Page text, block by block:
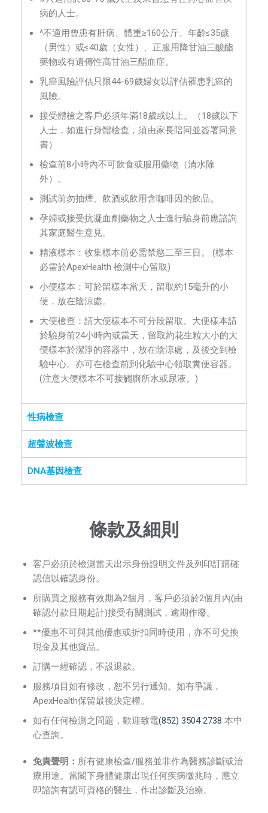
病的人士。
^不適用曾患有肝病、體重≥160公斤、年齡≤35歲
（男性）或≤40歲（女性）、正服用降甘油三酸酯
藥物或有遺傳性高甘油三酯血症。
乳癌風險評估只限44-69歲婦女以評估罹患乳癌的
風險。
接受體檢之客戶必須年滿18歲或以上。（18歲以下
人士，如進行身體檢查，須由家長陪同並簽署同意
書）
檢查前8小時內不可飲食或服用藥物（清水除
外）。
測試前勿抽煙、飲酒或飲用含咖啡因的飲品。
孕婦或接受抗凝血劑藥物之人士進行驗身前應諮詢
其家庭醫生意見。
精液樣本：收集樣本前必需禁慾二至三日。 (樣本
必需於ApexHealth 檢測中心留取)
小便樣本：可於留樣本當天，留取約15毫升的小
便，放在陰涼處。
大便檢查：請大便樣本不可分段留取。大便樣本請
於驗身前24小時內或當天，留取約花生粒大小的大
便樣本於潔淨的容器中，放在陰涼處，及後交到檢
驗中心。亦可在檢查前到化驗中心領取糞便容器。
(注意大便樣本不可接觸廁所水或尿液。)
性病檢查
超聲波檢查
DNA基因檢查
條款及細則
客戶必須於檢測當天出示身份證明文件及列印訂購確
認信以確認身份。
所購買之服務有效期為2個月，客戶必須於2個月內(由
確認付款日期起計)接受有關測試，逾期作廢。
**優惠不可與其他優惠或折扣同時使用，亦不可兌換
現金及其他貨品。
訂購一經確認，不設退款。
服務項目如有修改，恕不另行通知。如有爭議，
ApexHealth保留最後決定權。
如有任何檢測之問題，歡迎致電(852) 3504 2738 本中
心查詢。
免責聲明： 所有健康檢查/服務並非作為醫務診斷或治
療用途。當閣下身體健康出現任何疾病徵兆時，應立
即諮詢有認可資格的醫生，作出診斷及治療。